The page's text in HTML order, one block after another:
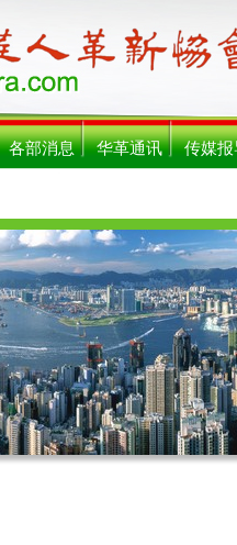
各部消息 华革通讯 传媒报